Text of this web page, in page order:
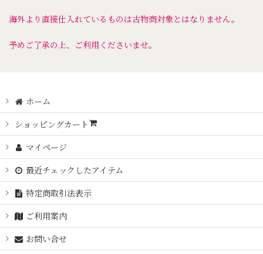
海外より直接仕入れているものは古物商対象とはなりません。
予めご了承の上、ご利用くださいませ。
ホーム
ショッピングカート
マイページ
最近チェックしたアイテム
特定商取引法表示
ご利用案内
お問い合せ